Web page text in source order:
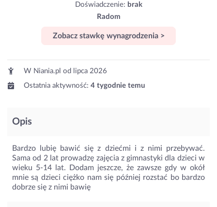
Doświadczenie: brak
Radom
Zobacz stawkę wynagrodzenia >
W Niania.pl od
lipca 2026
Ostatnia aktywność: 4 tygodnie temu
Opis
Bardzo lubię bawić się z dziećmi i z nimi przebywać.
Sama od 2 lat prowadzę zajęcia z gimnastyki dla dzieci w
wieku 5-14 lat. Dodam jeszcze, że zawsze gdy w okół
mnie są dzieci ciężko nam się później rozstać bo bardzo
dobrze się z nimi bawię